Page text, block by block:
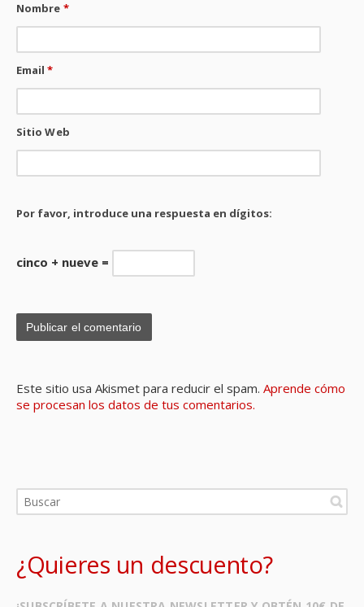
Nombre *
Email*
Sitio Web
Por favor, introduce una respuesta en dígitos:
cinco + nueve =
Este sitio usa Akismet para reducir el spam. Aprende cómo
se procesan los datos de tus comentarios.
¿Quieres un descuento?